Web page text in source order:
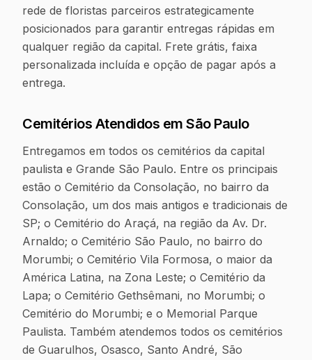
rede de floristas parceiros estrategicamente
posicionados para garantir entregas rápidas em
qualquer região da capital. Frete grátis, faixa
personalizada incluída e opção de pagar após a
entrega.
Cemitérios Atendidos em São Paulo
Entregamos em todos os cemitérios da capital
paulista e Grande São Paulo. Entre os principais
estão o Cemitério da Consolação, no bairro da
Consolação, um dos mais antigos e tradicionais de
SP; o Cemitério do Araçá, na região da Av. Dr.
Arnaldo; o Cemitério São Paulo, no bairro do
Morumbi; o Cemitério Vila Formosa, o maior da
América Latina, na Zona Leste; o Cemitério da
Lapa; o Cemitério Gethsêmani, no Morumbi; o
Cemitério do Morumbi; e o Memorial Parque
Paulista. Também atendemos todos os cemitérios
de Guarulhos, Osasco, Santo André, São